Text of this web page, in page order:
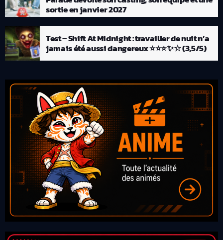
sortie en janvier 2027
Test – Shift At Midnight : travailler de nuit n’a
jamais été aussi dangereux ⭐⭐⭐✨☆ (3,5/5)